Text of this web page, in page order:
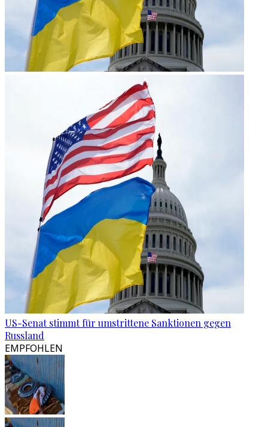
US-Senat stimmt für umstrittene Sanktionen gegen
Russland
EMPFOHLEN